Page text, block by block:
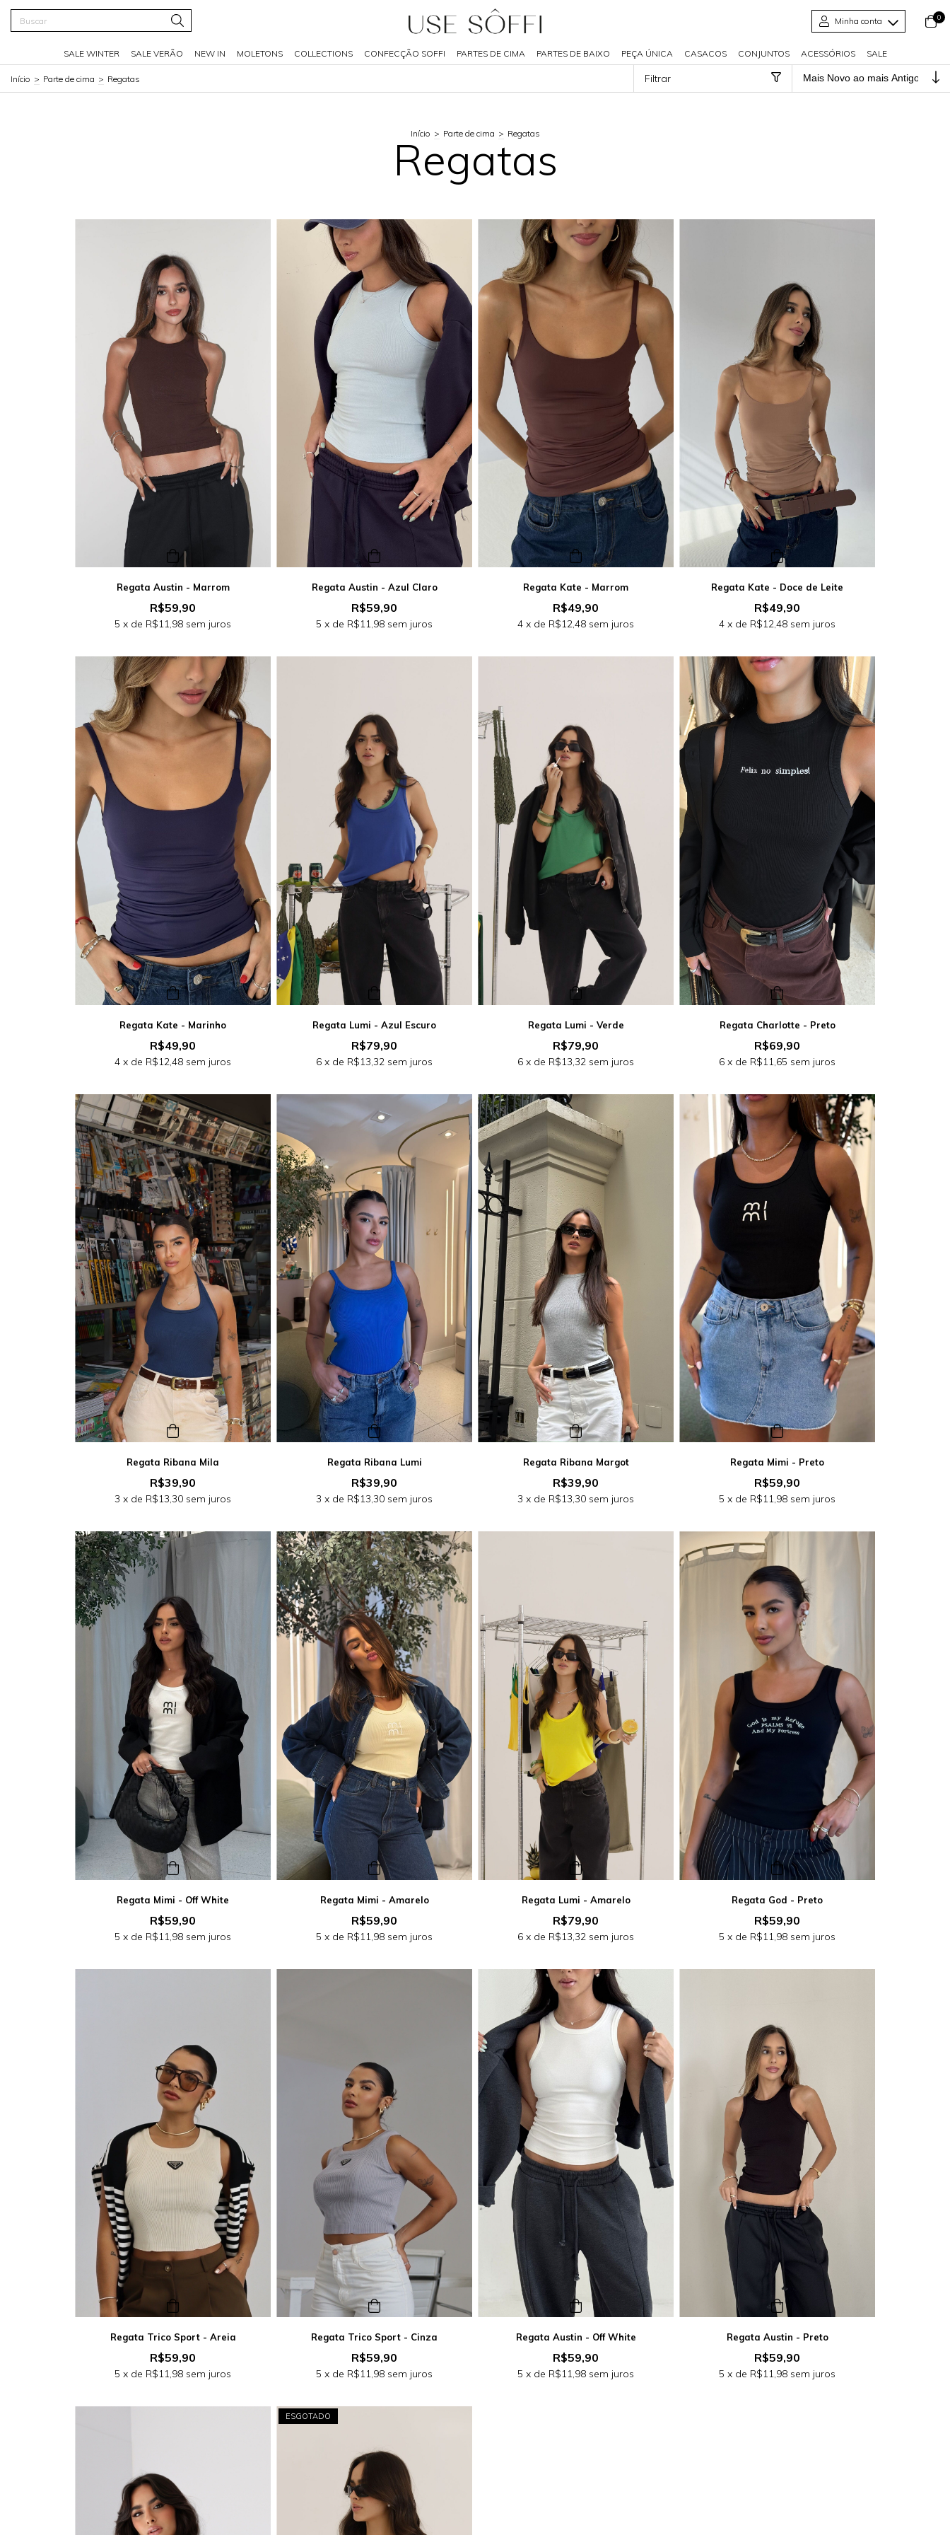
Minha conta 0
SALE WINTER SALE VERÃO NEW IN MOLETONS COLLECTIONS CONFECÇÃO SOFFI PARTES DE CIMA PARTES DE BAIXO PEÇA ÚNICA CASACOS CONJUNTOS ACESSÓRIOS SALE
Início > Parte de cima > Regatas Filtrar
Início > Parte de cima > Regatas
Regatas
Regata Austin - Marrom
R$59,90
5 x de R$11,98 sem juros
Regata Austin - Azul Claro
R$59,90
5 x de R$11,98 sem juros
Regata Kate - Marrom
R$49,90
4 x de R$12,48 sem juros
Regata Kate - Doce de Leite
R$49,90
4 x de R$12,48 sem juros
Regata Kate - Marinho
R$49,90
4 x de R$12,48 sem juros
Regata Lumi - Azul Escuro
R$79,90
6 x de R$13,32 sem juros
Regata Lumi - Verde
R$79,90
6 x de R$13,32 sem juros
Regata Charlotte - Preto
R$69,90
6 x de R$11,65 sem juros
Regata Ribana Mila
R$39,90
3 x de R$13,30 sem juros
Regata Ribana Lumi
R$39,90
3 x de R$13,30 sem juros
Regata Ribana Margot
R$39,90
3 x de R$13,30 sem juros
Regata Mimi - Preto
R$59,90
5 x de R$11,98 sem juros
Regata Mimi - Off White
R$59,90
5 x de R$11,98 sem juros
Regata Mimi - Amarelo
R$59,90
5 x de R$11,98 sem juros
Regata Lumi - Amarelo
R$79,90
6 x de R$13,32 sem juros
Regata God - Preto
R$59,90
5 x de R$11,98 sem juros
Regata Trico Sport - Areia
R$59,90
5 x de R$11,98 sem juros
Regata Trico Sport - Cinza
R$59,90
5 x de R$11,98 sem juros
Regata Austin - Off White
R$59,90
5 x de R$11,98 sem juros
Regata Austin - Preto
R$59,90
5 x de R$11,98 sem juros
ESGOTADO